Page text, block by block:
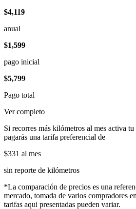
$4,119
anual
$1,599
pago inicial
$5,799
Pago total
Ver completo
Si recorres más kilómetros al mes activa
pagarás una tarifa preferencial de
$331 al mes
sin reporte de kilómetros
*La comparación de precios es una
mercado, tomada de varios compradores
tarifas aqui presentadas pueden variar.